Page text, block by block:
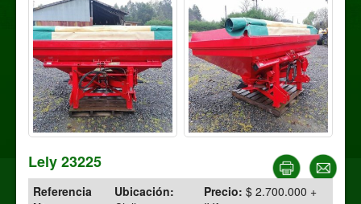
Lely 23225
Referencia
Ubicación:
Precio: $ 2.700.000 +